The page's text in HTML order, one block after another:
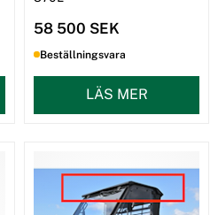
58 500 SEK
Beställningsvara
LÄS MER